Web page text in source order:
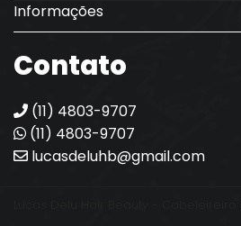
Informações
Contato
(11) 4803-9707
(11) 4803-9707
lucasdeluhb@gmail.com